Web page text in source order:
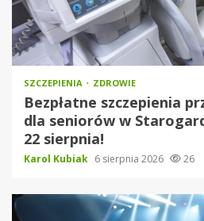
SZCZEPIENIA ZDROWIE
Bezpłatne szczepienia
dla seniorów w
22 sierpnia!
Karol Kubiak 6 sierpnia 2026 26